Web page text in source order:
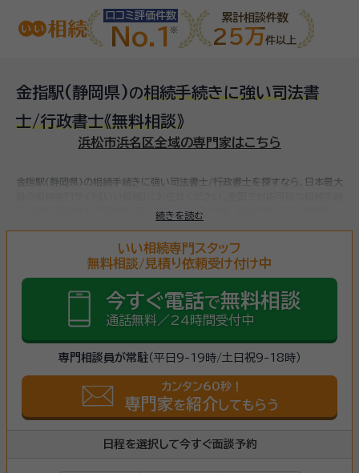
口コミ評価件数
No.1
累計相談件数
25万件以上
金指駅(静岡県)の相続手続きに強い司法書
士/行政書士《無料相談》
浜松市浜名区全域の専門家はこちら
続きを読む
金指駅(静岡県)の相続手続きに強い司法書士/行政書士を探すなら、日本最大
きに強い司法書士/行政書士をお探しいただけます。
財産が基礎控除額を超えていた場合）など多岐に渡るため、相続手続きに強い
まずは相談しましょう。
いい相続専門スタッフ
無料相談/見積り依頼受け付け中
今すぐ電話で無料相談
通話無料／24時間受付中
専門相談員が常駐（平日9-19時/土日祝9-18時）
カンタン60秒！
専門家を紹介 してもらう
日程を選択して今すぐ面談予約